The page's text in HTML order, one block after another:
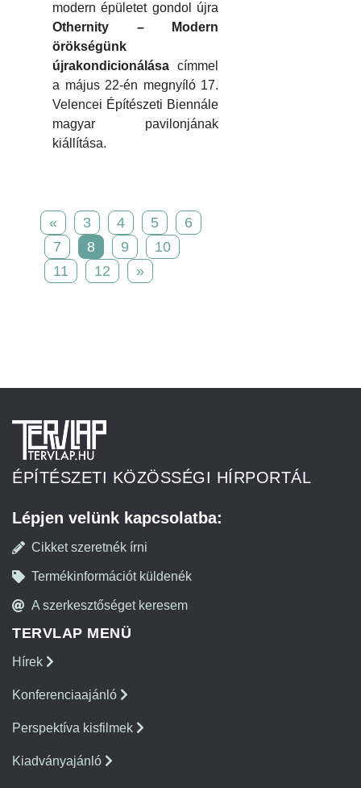
modern épületet gondol újra
Othernity – Modern
örökségünk
újrakondicionálása címmel
a május 22-én megnyíló 17.
Velencei Építészeti Biennále
magyar pavilonjának
kiállítása.
« 3 4 5
6
7
8 9
10
11
12 »
ÉPÍTÉSZETI KÖZÖSSÉGI HÍRPORTÁL
Lépjen velünk kapcsolatba:
Cikket szeretnék írni
Termékinformációt küldenék
A szerkesztőséget keresem
TERVLAP MENÜ
Hírek
Konferenciaajánló
Perspektíva kisfilmek
Kiadványajánló